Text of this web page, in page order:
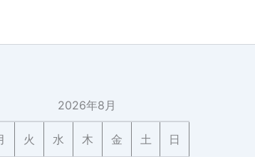
2026年8月
火 水 木 金 土 日